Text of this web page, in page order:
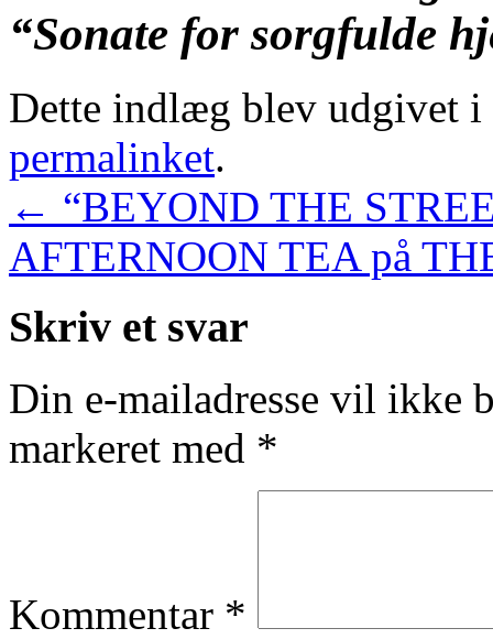
“Sonate for sorgfulde
Dette indlæg blev udgivet i
permalinket.
← “BEYOND THE
AFTERNOON TEA på
Skriv et svar
Din e-mailadresse vil ikke
markeret med *
Kommentar *